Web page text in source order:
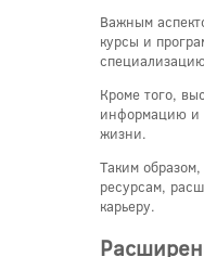
Важным
курсы и
Кроме того,
информацию и
жизни.
Таким
ресурсам,
карьеру.